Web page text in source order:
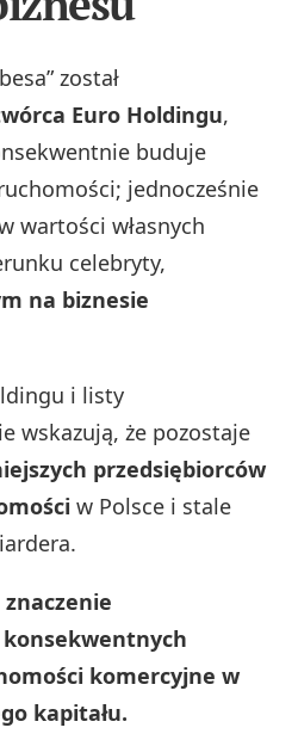
został
Euro Holdingu,
buduje
jednocześnie
wartości własnych
celebryty,
na biznesie
i listy
wskazują, że pozostaje
przedsiębiorców
w Polsce i stale
komercyjne w
kapitału.